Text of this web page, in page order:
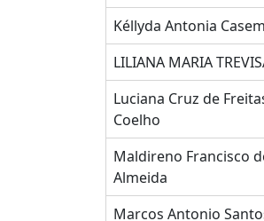
Kéllyda Antonia
LILIANA MARIA
Luciana Cruz de
Coelho
Maldireno Francisco
Almeida
Marcos Antonio